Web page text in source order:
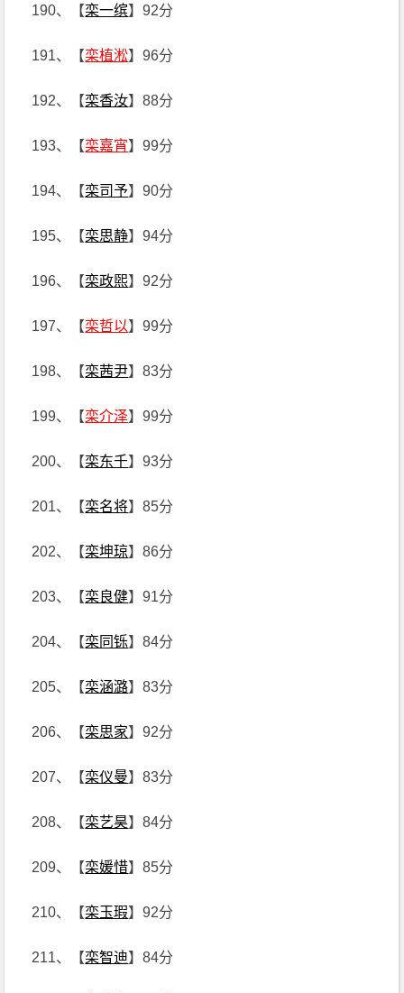
190、【栾一缤】92分
191、【栾植淞】96分
192、【栾香汝】88分
193、【栾嘉宵】99分
194、【栾司予】90分
195、【栾思静】94分
196、【栾政煕】92分
197、【栾哲以】99分
198、【栾茜尹】83分
199、【栾介泽】99分
200、【栾东千】93分
201、【栾名将】85分
202、【栾坤琼】86分
203、【栾良健】91分
204、【栾同铄】84分
205、【栾涵潞】83分
206、【栾思家】92分
207、【栾仪曼】83分
208、【栾艺昊】84分
209、【栾媛惜】85分
210、【栾玉瑕】92分
211、【栾智迪】84分